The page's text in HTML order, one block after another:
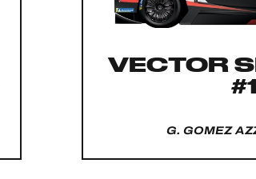
VECTOR
G. GOMEZ